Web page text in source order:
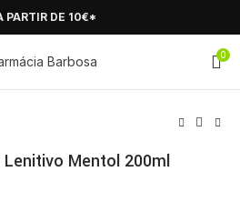
PARTIR DE 10€*
0
Lenitivo Mentol 200ml